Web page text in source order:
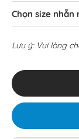
Chọn size nhẫn
Lưu ý: Vui lòng